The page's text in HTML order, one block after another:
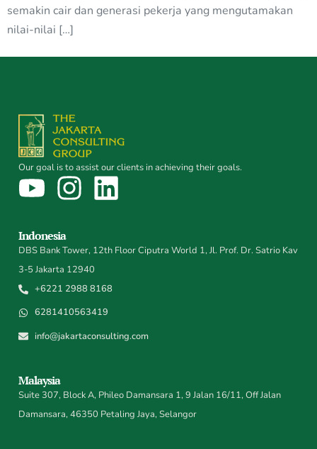
semakin cair dan generasi pekerja yang mengutamakan
nilai-nilai […]
Our goal is to assist our clients in achieving their goals.
Indonesia
DBS Bank Tower, 12th Floor Ciputra World 1, Jl. Prof. Dr. Satrio Kav
3-5 Jakarta 12940
+6221 2988 8168
6281410563419
info@jakartaconsulting.com
Malaysia
Suite 307, Block A, Phileo Damansara 1, 9 Jalan 16/11, Off Jalan
Damansara, 46350 Petaling Jaya, Selangor